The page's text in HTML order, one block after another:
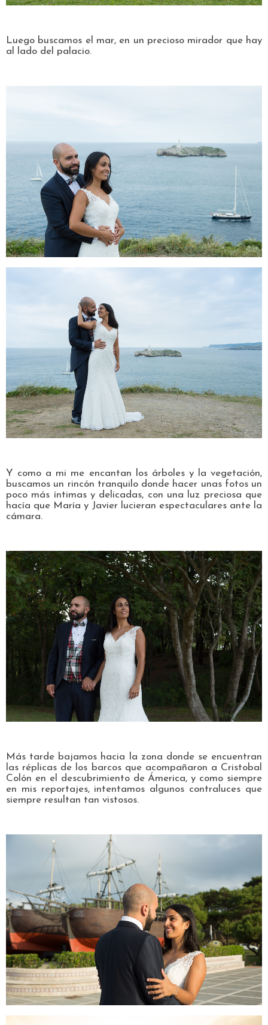
Luego buscamos el mar, en un precioso mirador que hay
al lado del palacio.
Y como a mi me encantan los árboles y la vegetación,
buscamos un rincón tranquilo donde hacer unas fotos un
poco más íntimas y delicadas, con una luz preciosa que
hacía que María y Javier lucieran espectaculares ante la
cámara.
Más tarde bajamos hacia la zona donde se encuentran
las réplicas de los barcos que acompañaron a Cristobal
Colón en el descubrimiento de Ámerica, y como siempre
en mis reportajes, intentamos algunos contraluces que
siempre resultan tan vistosos.